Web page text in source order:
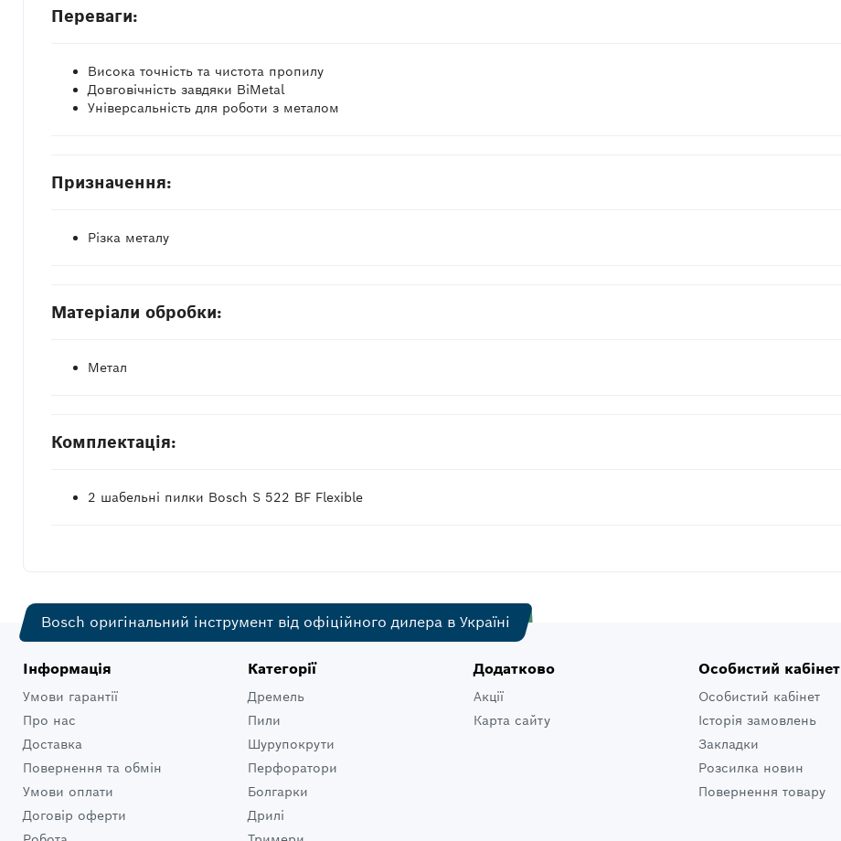
Переваги:
Висока точність та чистота пропилу
Довговічність завдяки BiMetal
Універсальність для роботи з металом
Призначення:
Різка металу
Матеріали обробки:
Метал
Комплектація:
2 шабельні пилки Bosch S 522 BF Flexible
Bosch оригінальний інструмент від офіційного дилера в Україні
Інформація
Умови гарантії
Про нас
Доставка
Повернення та обмін
Умови оплати
Договір оферти
Категорії
Дремель
Пили
Шурупокрути
Перфоратори
Болгарки
Дрилі
Додатково
Акції
Карта сайту
Особистий кабінет
Особистий кабінет
Історія замовлень
Закладки
Розсилка новин
Повернення товару